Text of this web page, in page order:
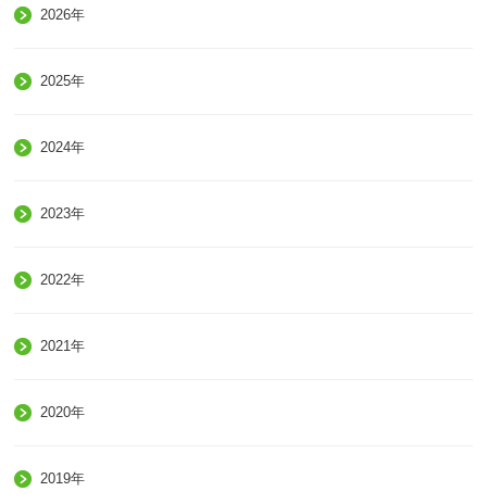
2026年
2025年
2024年
2023年
2022年
2021年
2020年
2019年